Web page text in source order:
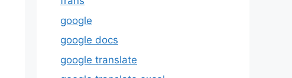
google
google docs
google translate